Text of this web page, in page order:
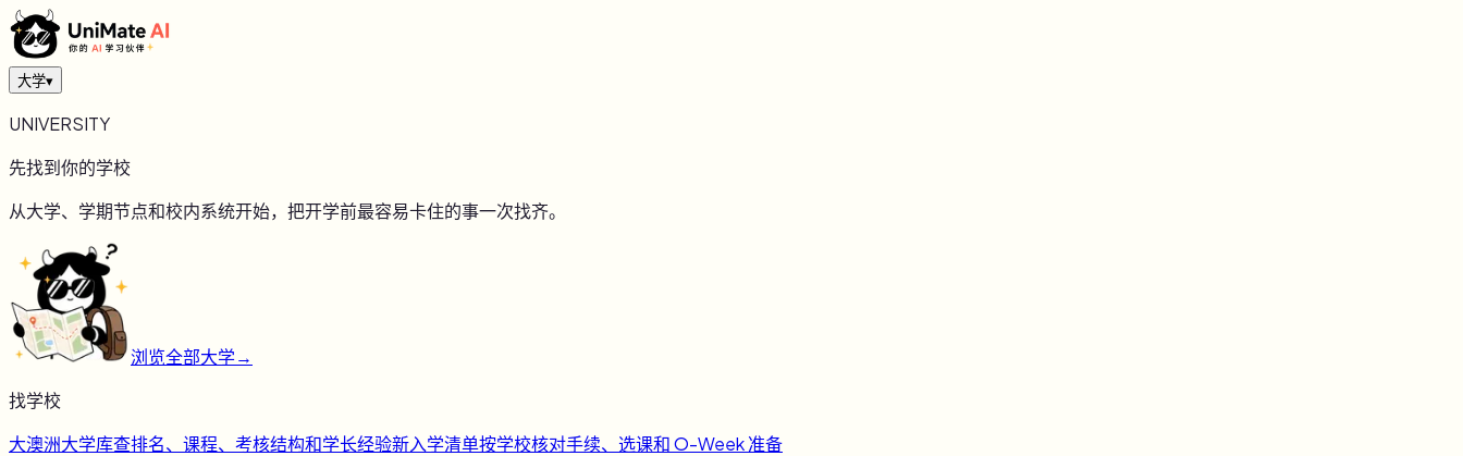
大学▾
UNIVERSITY
先找到你的学校
从大学、学期节点和校内系统开始，把开学前最容易卡住的事一次找齐。
浏览全部大学→
找学校
大澳洲大学库查排名、课程、考核结构和学长经验新入学清单按学校核对手续、选课和 O-Week 准备